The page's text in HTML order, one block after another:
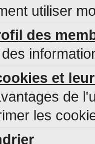
utiliser
des
et
de
les